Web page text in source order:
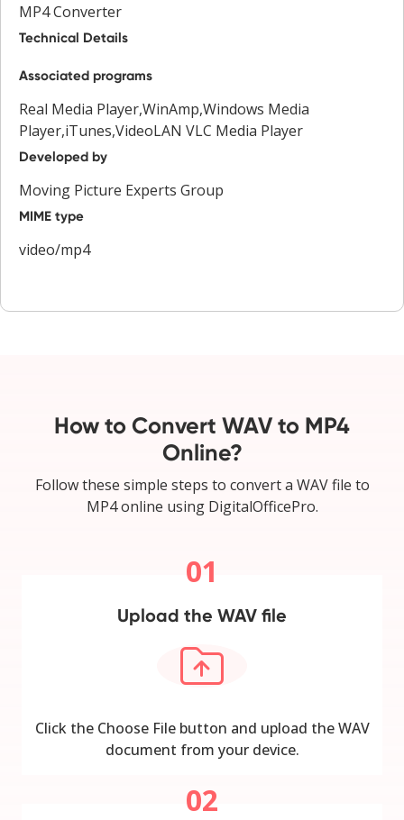
MP4 Converter
Technical Details
Associated programs
Real Media Player,WinAmp,Windows Media
Player,iTunes,VideoLAN VLC Media Player
Developed by
Moving Picture Experts Group
MIME type
video/mp4
How to Convert WAV to MP4
Online?
Follow these simple steps to convert a WAV file to
MP4 online using DigitalOfficePro.
01
Upload the WAV file
Click the Choose File button and upload the WAV
document from your device.
02